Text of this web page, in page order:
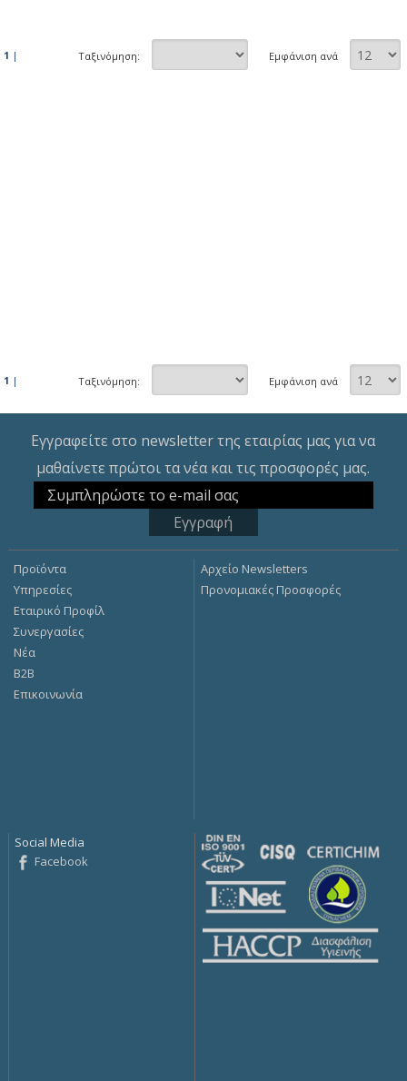
1 | Εμφάνιση ανά
Ταξινόμηση:
1 | Εμφάνιση ανά
Ταξινόμηση:
Εγγραφείτε στο newsletter της εταιρίας μας για να
μαθαίνετε πρώτοι τα νέα και τις προσφορές μας.
Προϊόντα
Υπηρεσίες
Εταιρικό Προφίλ
Συνεργασίες
Νέα
Β2Β
Επικοινωνία
Αρχείο Newsletters
Προνομιακές Προσφορές
Social Media
Facebook